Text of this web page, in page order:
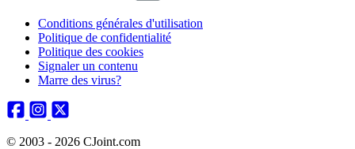
Conditions générales d'utilisation
Politique de confidentialité
Politique des cookies
Signaler un contenu
Marre des virus?
© 2003 - 2026 CJoint.com